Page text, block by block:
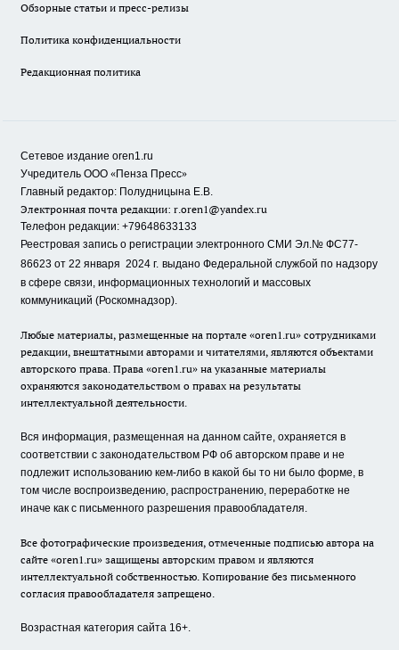
Обзорные статьи и пресс-релизы
Политика конфиденциальности
Редакционная политика
Сетевое издание oren1.ru
Учредитель ООО «Пенза Пресс»
Главный редактор: Полудницына Е.В.
Электронная почта редакции: r.oren1@yandex.ru
Телефон редакции: +79648633133
Реестровая запись о регистрации электронного СМИ Эл.№ ФС77-
86623 от 22 января 2024 г. выдано Федеральной службой по надзору
в сфере связи, информационных технологий и массовых
коммуникаций (Роскомнадзор).
Любые материалы, размещенные на портале «oren1.ru» сотрудниками
редакции, внештатными авторами и читателями, являются объектами
авторского права. Права «oren1.ru» на указанные материалы
охраняются законодательством о правах на результаты
интеллектуальной деятельности.
Вся информация, размещенная на данном сайте, охраняется в
соответствии с законодательством РФ об авторском праве и не
подлежит использованию кем-либо в какой бы то ни было форме, в
том числе воспроизведению, распространению, переработке не
иначе как с письменного разрешения правообладателя.
Все фотографические произведения, отмеченные подписью автора на
сайте «oren1.ru» защищены авторским правом и являются
интеллектуальной собственностью. Копирование без письменного
согласия правообладателя запрещено.
Возрастная категория сайта 16+.